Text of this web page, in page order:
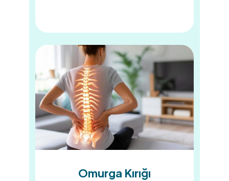
Omurga Kırığı